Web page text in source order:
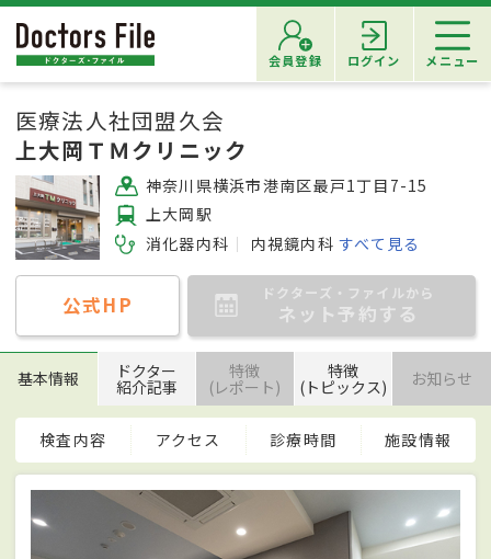
会員登録 ログイン メニュー
医療法人社団盟久会
上大岡ＴＭクリニック
神奈川県横浜市港南区最戸1丁目7-15
上大岡駅
消化器内科
内視鏡内科 すべて見る
公式HP ドクターズ・ファイルから
ネット予約する
基本情報 ドクター
紹介記事
特徴
(レポート)
特徴
(トピックス) お知らせ
検査内容 アクセス 診療時間 施設情報